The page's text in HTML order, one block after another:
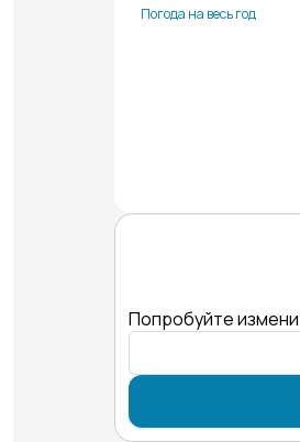
Погода на весь год
Попробуйте